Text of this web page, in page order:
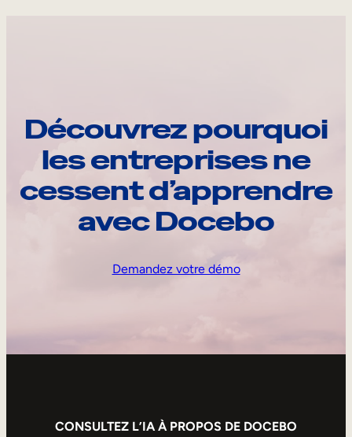
Découvrez pourquoi
les entreprises ne
cessent d’apprendre
avec Docebo
Demandez votre démo
CONSULTEZ L’IA À PROPOS DE DOCEBO